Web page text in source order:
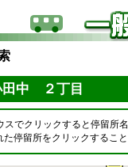
中 ２丁目
スでクリックすると停留所
た停留所をクリックするこ